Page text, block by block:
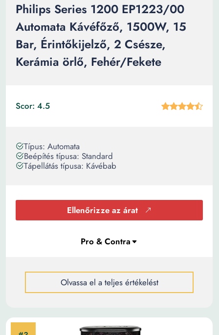
Philips Series 1200 EP1223/00
Automata Kávéfőző, 1500W, 15
Bar, Érintőkijelző, 2 Csésze,
Kerámia örlő, Fehér/Fekete
Scor: 4.5
Típus: Automata
Beépítés típusa: Standard
Tápellátás típusa: Kávébab
Ellenőrizze az árat
Olvassa el a teljes értékelést